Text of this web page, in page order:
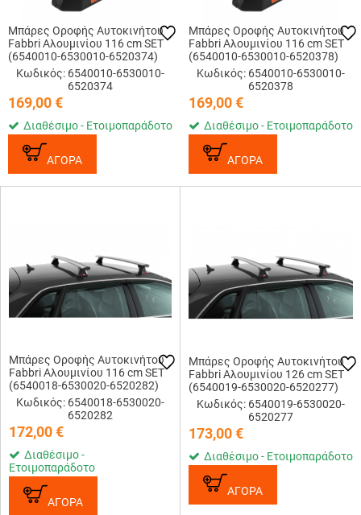
Μπάρες Οροφής Αυτοκινήτου
Fabbri Αλουμινίου 116 cm SET
(6540010-6530010-6520374)
Κωδικός: 6540010-6530010-
6520374
169,00€
Διαθέσιμο - Ετοιμοπαράδοτο
ΑΓΟΡΑ
Μπάρες Οροφής Αυτοκινήτου
Fabbri Αλουμινίου 116 cm SET
(6540010-6530010-6520378)
Κωδικός: 6540010-6530010-
6520378
169,00€
Διαθέσιμο - Ετοιμοπαράδοτο
ΑΓΟΡΑ
Μπάρες Οροφής Αυτοκινήτου
Fabbri Αλουμινίου 116 cm SET
(6540018-6530020-6520282)
Κωδικός: 6540018-6530020-
6520282
172,00€
Διαθέσιμο -
Ετοιμοπαράδοτο
ΑΓΟΡΑ
Μπάρες Οροφής Αυτοκινήτου
Fabbri Αλουμινίου 126 cm SET
(6540019-6530020-6520277)
Κωδικός: 6540019-6530020-
6520277
173,00€
Διαθέσιμο - Ετοιμοπαράδοτο
ΑΓΟΡΑ